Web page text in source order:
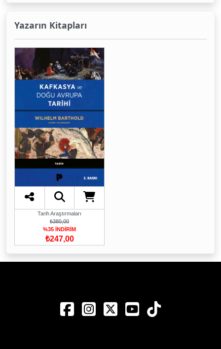
Yazarın Kitapları
Tarih Araştırmaları
₺380,00
%35 İNDİRİM
₺247,00